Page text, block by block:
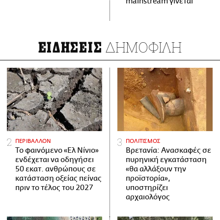
ΕΙΔΗΣΕΙΣ ΔΗΜΟΦΙΛΗ
ΠΕΡΙΒΑΛΛΟΝ
Το φαινόμενο «Ελ Νίνιο»
ενδέχεται να οδηγήσει
50 εκατ. ανθρώπους σε
κατάσταση οξείας πείνας
πριν το τέλος του 2027
ΠΟΛΙΤΙΣΜΟΣ
Βρετανία: Ανασκαφές σε
πυρηνική εγκατάσταση
«θα αλλάξουν την
προϊστορία»,
υποστηρίζει
αρχαιολόγος